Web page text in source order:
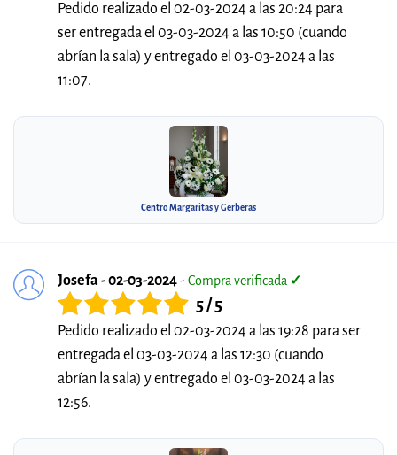
Pedido realizado el 02-03-2024 a las 20:24 para
ser entregada el 03-03-2024 a las 10:50 (cuando
abrían la sala) y entregado el 03-03-2024 a las
11:07.
Centro Margaritas y Gerberas
Josefa - 02-03-2024- Compra verificada ✓
5 / 5
Pedido realizado el 02-03-2024 a las 19:28 para ser
entregada el 03-03-2024 a las 12:30 (cuando
abrían la sala) y entregado el 03-03-2024 a las
12:56.